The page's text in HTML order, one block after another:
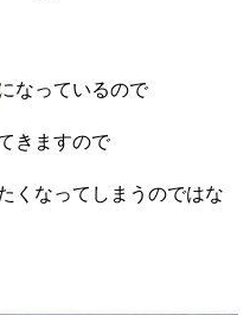
なっているので
きますので
くなってしまうのではな